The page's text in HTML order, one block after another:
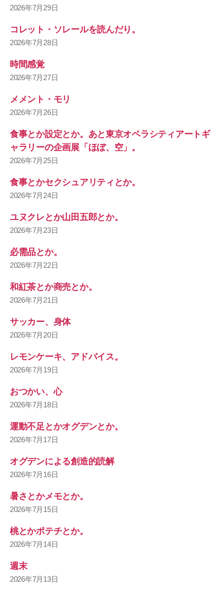
2026年7月29日
コレット・ソレールを読んだり。
2026年7月28日
時間感覚
2026年7月27日
メメント・モリ
2026年7月26日
食事とか設定とか。あと東京オペラシティアートギ
ャラリーの企画展「ほぼ、空」。
2026年7月25日
食事とかセクシュアリティとか。
2026年7月24日
ユヌクレとか山田五郎とか。
2026年7月23日
必需品とか。
2026年7月22日
和紅茶とか商売とか。
2026年7月21日
サッカー、身体
2026年7月20日
レモンケーキ、アドバイス。
2026年7月19日
おつかい、心
2026年7月18日
運動不足とかオグデンとか。
2026年7月17日
オグデンによる創造的読解
2026年7月16日
暑さとかメモとか。
2026年7月15日
桃とかポテチとか。
2026年7月14日
週末
2026年7月13日